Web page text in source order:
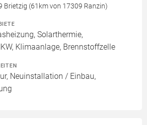
Brietzig (61km von 17309 Ranzin)
Solarthermie,
Klimaanlage, Brennstoffzelle
Neuinstallation / Einbau,